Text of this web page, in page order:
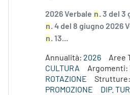
2026 Verbale n. 3 del 3
n. 4 del 8 giugno 2026
n. 13...
Annualità: 2026 Aree
CULTURA
Argomenti:
ROTAZIONE
Strutture:
PROMOZIONE
DIP.